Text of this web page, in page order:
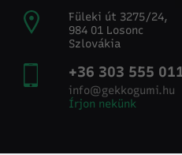
Füleki út 3275/24,
984 01 Losonc
Szlovákia
+36 303 555
info@gekkogumi.hu
Írjon nekünk